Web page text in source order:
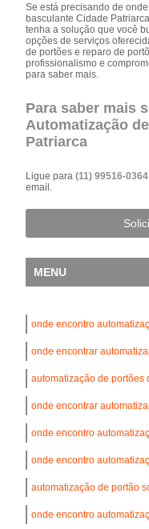
Se está precisando de
basculante Cidade
tenha a solução que você
opções de serviços
de portões e reparo de
profissionalismo e
para saber mais.
Para saber mais
Automatização
Patriarca
Ligue para(11) 99516-
email.
MENU
onde encontro
onde encontrar
automatização de
onde encontrar
onde encontro
onde encontro
automatização de portão
onde encontro